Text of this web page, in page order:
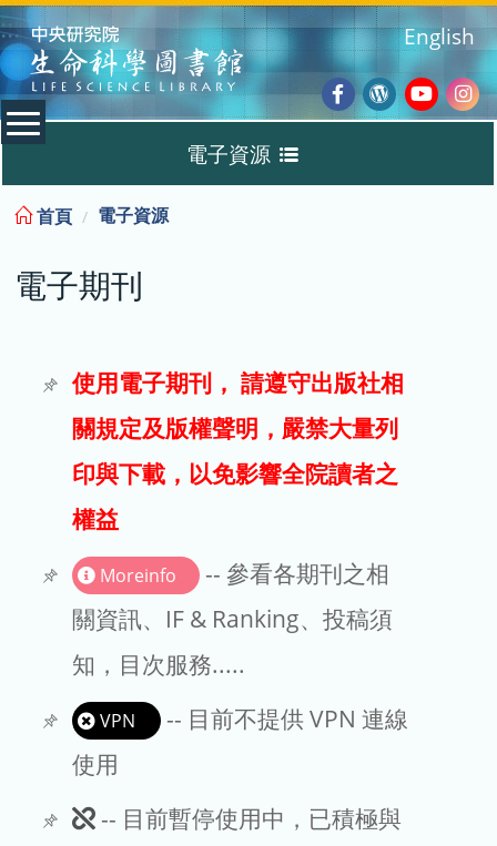
:::
Facebook
Wordpress
English
電子資源
電子期刊
試用
文章處理費
EndNote
首頁 電子資源
電子期刊
使用電子期刊， 請遵守出版社相
關規定及版權聲明，嚴禁大量列
印與下載，以免影響全院讀者之
權益
Moreinfo
-- 參看各期刊之相
關資訊、IF & Ranking、投稿須
知，目次服務.....
VPN
-- 目前不提供 VPN 連線
使用
此
-- 目前暫停使用中，已積極與